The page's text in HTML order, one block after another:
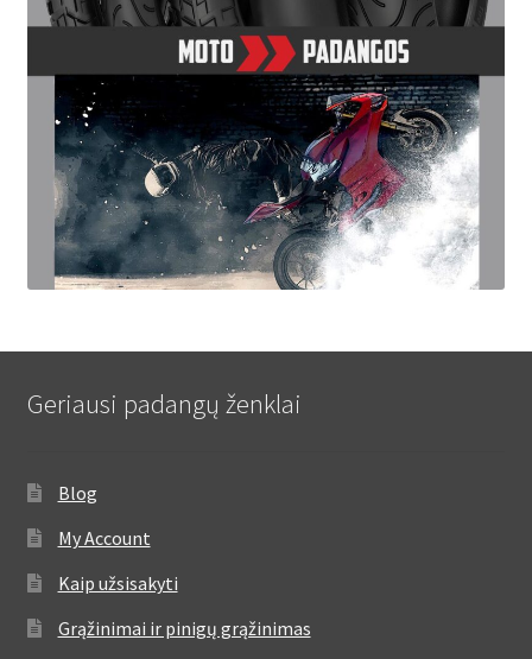
Geriausi padangų ženklai
Blog
My Account
Kaip užsisakyti
Grąžinimai ir pinigų grąžinimas